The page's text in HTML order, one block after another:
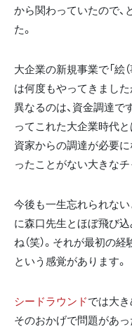
から関わっていたので
た。
大企業の新規事業で「絵
は何度もやってきまし
異なるのは、資金調達で
ってこれた大企業時代
資家からの調達が必要
ったことがない大きなチ
今後も一生忘れられな
に森口先生とほぼ飛び
ね（笑）。それが最初の
という感覚があります。
シードラウンドでは大
そのおかげで問題があ